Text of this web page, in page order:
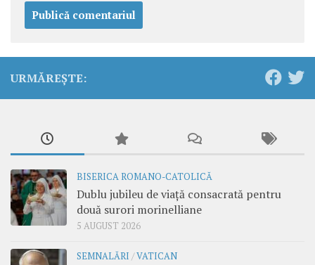
URMĂREȘTE:
BISERICA ROMANO-CATOLICĂ
Dublu jubileu de viață consacrată pentru
două surori morinelliane
5 AUGUST 2026
SEMNALĂRI /VATICAN